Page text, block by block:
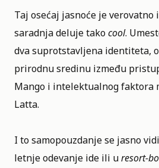
Taj osećaj jasnoće je verovatno
saradnja deluje takocool.
dva suprotstavljena identiteta,
prirodnu sredinu između
Mango i intelektualnog faktora
Latta.
I to samopouzdanje se jasno
letnje odevanje ide ili uresort-